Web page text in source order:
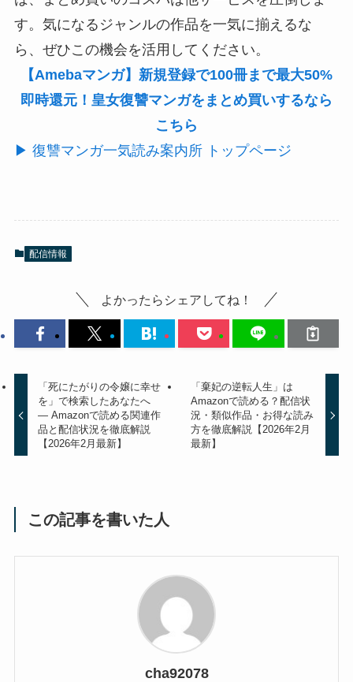
す。気になるジャンルの作品を一気に揃えるな
ら、ぜひこの機会を活用してください。
【Amebaマンガ】新規登録で100冊まで最大50%
即時還元！皇女復讐マンガをまとめ買いするなら
こちら
▶ 復讐マンガ一気読み案内所 トップページ
配信情報
よかったらシェアしてね！
「死にたがりの令嬢に幸せ
を」で検索したあなたへ
— Amazonで読める関連作
品と配信状況を徹底解説
【2026年2月最新】
「棄妃の逆転人生」は
Amazonで読める？配信状
況・類似作品・お得な読み
方を徹底解説【2026年2月
最新】
この記事を書いた人
cha92078